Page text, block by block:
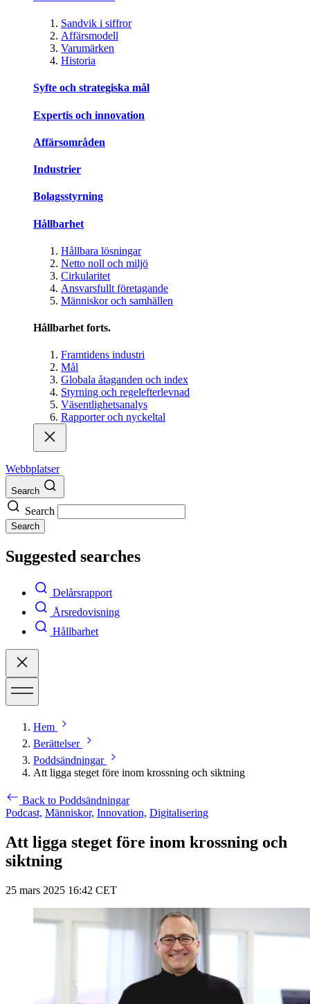
Sandvik i siffror
Affärsmodell
Varumärken
Historia
Syfte och strategiska mål
Expertis och innovation
Affärsområden
Industrier
Bolagsstyrning
Hållbarhet
Hållbara lösningar
Netto noll och miljö
Cirkularitet
Ansvarsfullt företagande
Människor och samhällen
Hållbarhet forts.
Framtidens industri
Mål
Globala åtaganden och index
Styrning och regelefterlevnad
Väsentlighetsanalys
Rapporter och nyckeltal
Webbplatser
Search
Search
Search
Suggested searches
Delårsrapport
Årsredovisning
Hållbarhet
Hem
Berättelser
Poddsändningar
Att ligga steget före inom krossning och siktning
Back to Poddsändningar
Podcast, Människor, Innovation, Digitalisering
Att ligga steget före inom krossning och
siktning
25 mars 2025 16:42 CET